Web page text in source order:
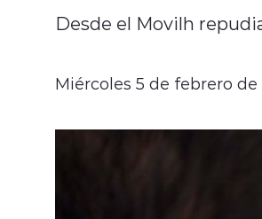
Desde el Movilh
Miércoles 5 de febrero de